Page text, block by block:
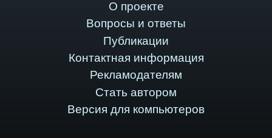
О проекте
Вопросы и ответы
Публикации
Контактная информация
Рекламодателям
Стать автором
Версия для компьютеров